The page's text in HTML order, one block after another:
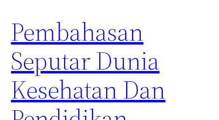
content
Pembahasan
Seputar Dunia
Kesehatan Dan